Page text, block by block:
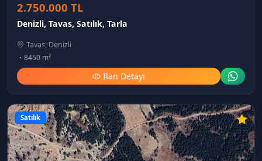
2.750.000 TL
Denizli, Tavas, Satılık, Tarla
Tavas, Denizli
8450 m²
İlan Detayı
Satılık